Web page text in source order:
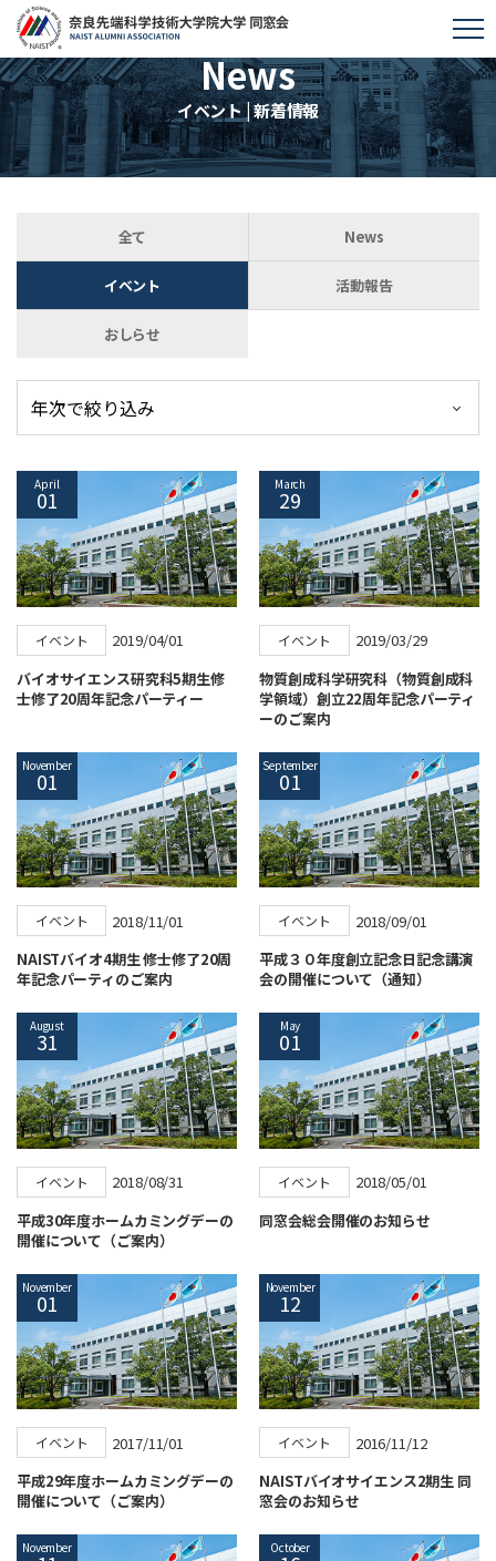
News
イベント | 新着情報
全て News
イベント 活動報告
おしらせ
April
01
イベント
2019/04/01
バイオサイエンス研究科5期生修
士修了20周年記念パーティー
March
29
イベント
2019/03/29
物質創成科学研究科（物質創成科
学領域）創立22周年記念パーティ
ーのご案内
November
01
イベント
2018/11/01
NAISTバイオ4期生 修士修了20周
年記念パーティのご案内
September
01
イベント
2018/09/01
平成３０年度創立記念日記念講演
会の開催について（通知）
August
31
イベント
2018/08/31
平成30年度ホームカミングデーの
開催について（ご案内）
May
01
イベント
2018/05/01
同窓会総会開催のお知らせ
November
01
イベント
2017/11/01
平成29年度ホームカミングデーの
開催について（ご案内）
November
12
イベント
2016/11/12
NAISTバイオサイエンス2期生 同
窓会のお知らせ
November October